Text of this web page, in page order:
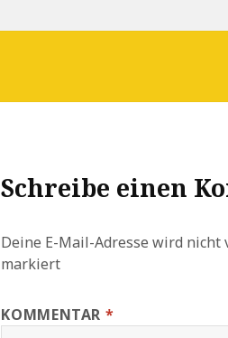
Schreibe einen
Deine E-Mail-Adresse wird nicht
markiert
KOMMENTAR *